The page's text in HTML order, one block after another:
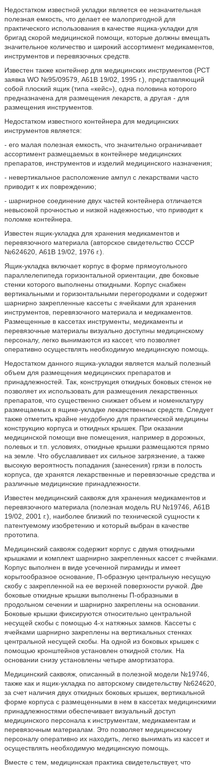
Недостатком известной укладки является ее незначительная
полезная емкость, что делает ее малопригодной для
практического использования в качестве ящика-укладки для
бригад скорой медицинской помощи, которые должны вмещать
значительное количество и широкий ассортимент медикаментов,
инструментов и перевязочных средств.
Известен также контейнер для медицинских инструментов (РСТ
заявка WO №95/09579, А61В 19/02, 1995 г.), представляющий
собой плоский ящик (типа «кейс»), одна половина которого
предназначена для размещения лекарств, а другая - для
размещения инструментов.
Недостатком известного контейнера для медицинских
инструментов является:
- его малая полезная емкость, что значительно ограничивает
ассортимент размещаемых в контейнере медицинских
препаратов, инструментов и изделий медицинского назначения;
- невертикальное расположение ампул с лекарствами часто
приводит к их повреждению;
- шарнирное соединение двух частей контейнера отличается
невысокой прочностью и низкой надежностью, что приводит к
поломке контейнера.
Известен ящик-укладка для хранения медикаментов и
перевязочного материала (авторское свидетельство СССР
№624620, А61В 19/02, 1976 г.).
Ящик-укладка включает корпус в форме прямоугольного
параллелепипеда горизонтальной ориентации, две боковые
стенки которого выполнены откидными. Корпус снабжен
вертикальными и горизонтальными перегородками и содержит
шарнирно закрепленные кассеты с ячейками для хранения
инструментов, перевязочного материала и медикаментов.
Размещенные в кассетах инструменты, медикаменты и
перевязочные материалы визуально доступны медицинскому
персоналу, легко вынимаются из кассет, что позволяет
оперативно осуществлять необходимую медицинскую помощь.
Недостатком данного ящика-укладки является малый полезный
объем для размещения медицинских препаратов и
принадлежностей. Так, конструкция откидных боковых стенок не
позволяет их использовать для размещения лекарственных
препаратов, что существенно снижает объем и номенклатуру
размещаемых в ящике-укладке лекарственных средств. Следует
также отметить крайне неудобную для практической медицины
конструкцию корпуса и откидных крышек. При оказании
медицинской помощи вне помещения, например в дорожных,
полевых и т.п. условиях, откидные крышки размещаются прямо
на земле. Что обуславливает их сильное загрязнение, а также
высокую вероятность попадания (занесения) грязи в полость
корпуса, где хранятся лекарственные и перевязочные средства и
различные медицинские принадлежности.
Известен медицинский саквояж для хранения медикаментов и
перевязочного материала (полезная модель RU №19746, А61В
19/02, 2001 г.), наиболее близкий по технической сущности к
патентуемому изобретению и который выбран в качестве
прототипа.
Медицинский саквояж содержит корпус с двумя откидными
крышками и комплект шарнирно закрепленных кассет с ячейками.
Корпус выполнен в виде усеченной пирамиды и имеет
корытообразное основание, П-образную центральную несущую
скобу с закрепленной на ее верхней поверхности ручкой. Две
боковые откидные крышки выполнены П-образными в
продольном сечении и шарнирно закреплены на основании.
Боковые крышки фиксируются относительно центральной
несущей скобы с помощью 4-х натяжных замков. Кассеты с
ячейками шарнирно закреплены на вертикальных стенках
центральной несущей скобы. На одной из боковых крышек с
помощью кронштейнов установлен откидной столик. На
основании снизу установлены четыре амортизатора.
Медицинский саквояж, описанный в полезной модели №19746,
также как и ящик-укладка по авторскому свидетельству №624620,
за счет наличия двух откидных боковых крышек, вертикальной
форме корпуса с размещенными в нем в кассетах медицинскими
принадлежностями обеспечивает визуальный доступ
медицинского персонала к инструментам, медикаментам и
перевязочным материалам. Это позволяет медицинскому
персоналу оперативно их находить, легко вынимать из кассет и
осуществлять необходимую медицинскую помощь.
Вместе с тем, медицинская практика свидетельствует, что